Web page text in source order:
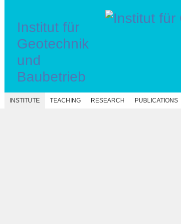
Institut für
Geotechnik
und
Baubetrieb
INSTITUTE TEACHING RESEARCH PUBLICATIONS